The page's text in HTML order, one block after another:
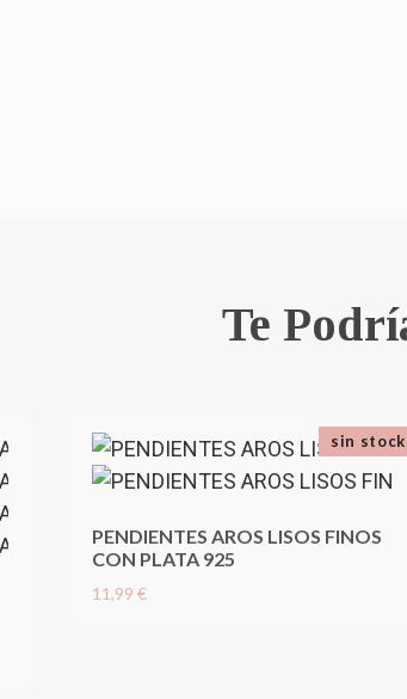
Te
PENDIENTES AROS LISOS FINOS
CON PLATA 925
11,99 €
sin stock